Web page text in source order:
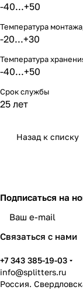
-40...+50
Температура
-20...+30
Температура
-40...+50
Срок службы
25 лет
Назад к списку
Подписаться на
Связаться с нами
+7 343 385-19-03
info@splitters.ru
Россия.